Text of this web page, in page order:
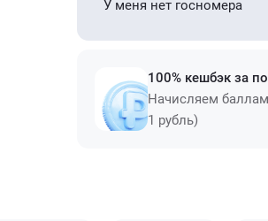
У меня нет госномера
100% кешбэк за
Начисляем
1 рубль)